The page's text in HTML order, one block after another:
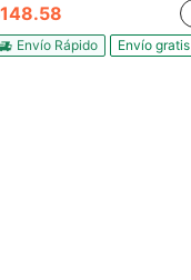
Envío Rápido Envío gratis